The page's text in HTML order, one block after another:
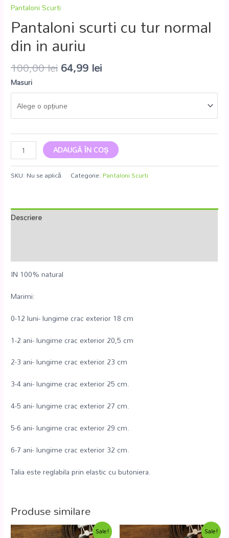
Pantaloni Scurti
Pantaloni scurti cu tur normal
din in auriu
100,00lei64,99 lei
Masuri
ADAUGĂ ÎN COȘ
SKU: Nu se aplică Categorie:Pantaloni Scurti
Descriere
IN 100% natural
Marimi:
0-12 luni- lungime crac exterior 18 cm
1-2 ani- lungime crac exterior 20,5 cm
2-3 ani- lungime crac exterior 23 cm
3-4 ani- lungime crac exterior 25 cm.
4-5 ani- lungime crac exterior 27 cm.
5-6 ani- lungime crac exterior 29 cm.
6-7 ani- lungime crac exterior 32 cm.
Talia este reglabila prin elastic cu butoniera.
Produse similare
Sale! Sale!